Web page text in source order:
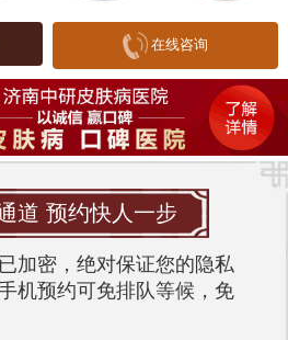
护理与治疗同样重要。在日
使用刺激性护肤品，保持皮
，应尽量避免食用海鲜、辛
食品。此外，穿着宽松透气
对皮肤的摩擦和刺激。
前都经历了漫长的痛苦。小
的荨麻疹患者，他形容自己
痒感就会加剧，整夜都无法
红肿的痕迹也让我的自信心
在线咨询
道 预约快人一步
加密，绝对保证您的隐私
机预约可免排队等候，免